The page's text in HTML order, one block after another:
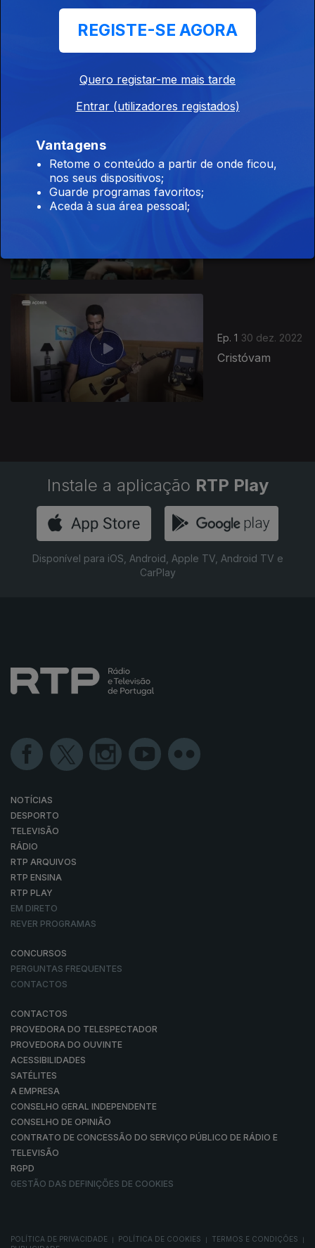
Ana Lopes
Ep. 1 30 dez. 2022
Cristóvam
Instale a aplicação RTP Play
Disponível para iOS, Android, Apple TV, Android TV e
CarPlay
NOTÍCIAS
DESPORTO
TELEVISÃO
RÁDIO
RTP ARQUIVOS
RTP ENSINA
RTP PLAY
EM DIRETO
REVER PROGRAMAS
CONCURSOS
PERGUNTAS FREQUENTES
CONTACTOS
CONTACTOS
PROVEDORA DO TELESPECTADOR
PROVEDORA DO OUVINTE
ACESSIBILIDADES
SATÉLITES
A EMPRESA
CONSELHO GERAL INDEPENDENTE
CONSELHO DE OPINIÃO
CONTRATO DE CONCESSÃO DO SERVIÇO PÚBLICO DE RÁDIO E
TELEVISÃO
RGPD
GESTÃO DAS DEFINIÇÕES DE COOKIES
POLÍTICA DE PRIVACIDADE POLÍTICA DE COOKIES TERMOS E CONDIÇÕES
REGISTE-SE AGORA
Quero registar-me mais tarde
Entrar (utilizadores registados)
Vantagens
Retome o conteúdo a partir de onde ficou,
nos seus dispositivos;
Guarde programas favoritos;
Aceda à sua área pessoal;